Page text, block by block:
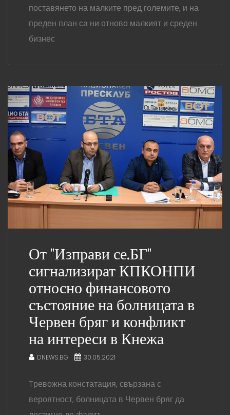
поставянето на малките пред големите, и на
преден план са ни отново малкият и среден
бизнес
От "Изправи се.БГ"
сигнализират КПКОНПИ
относно финансовото
състояние на болницата в
Червен бряг и конфликт
на интереси в Кнежа
DNEWS.BG 30.05.2021
Tревожна констатация, свързана с
вероятност, болницата в Червен бряг да